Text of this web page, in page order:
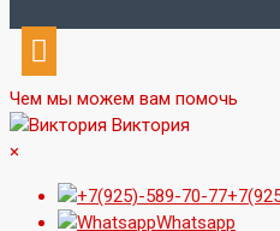
Чем мы можем вам помочь
Виктория
×
Whatsapp